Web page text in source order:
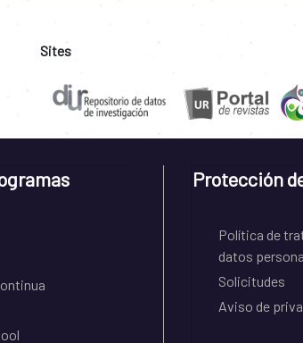
Sites
Protección
Política de
datos
Solicitudes
Aviso de